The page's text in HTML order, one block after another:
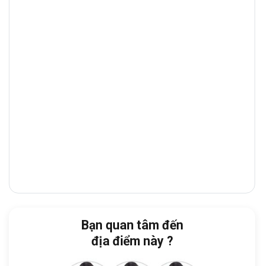
Cách CGV Giga Mall Thủ Đức: 18 phút
Bạn quan tâm đến
địa điểm này ?